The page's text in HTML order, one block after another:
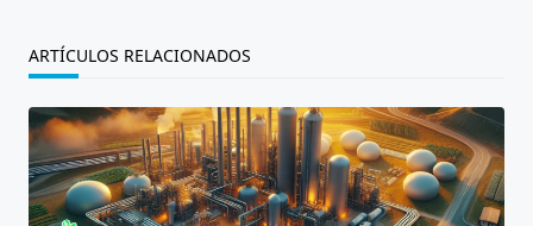
ARTÍCULOS RELACIONADOS